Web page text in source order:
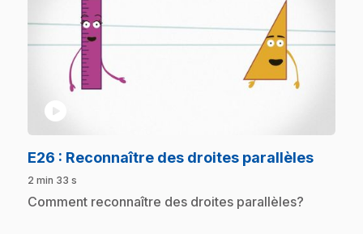
play_circle
E26 : Reconnaître des droites parallèles.
2 min 33 s
.Comment reconnaître des droites parallèles?